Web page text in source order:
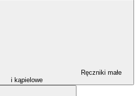
Ręczniki małe
i kąpielowe